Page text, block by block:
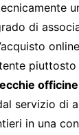
di
servizio di
in una